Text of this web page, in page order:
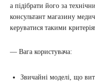
а підібрати його за
консультант магазину
керуватися такими
— Вага користувача:
Звичайні моделі, що